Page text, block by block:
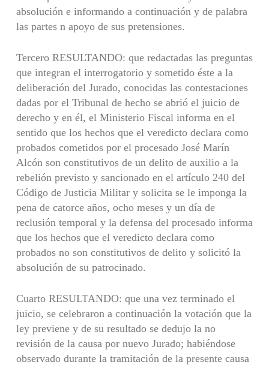
absolución e informando a continuación y de palabra
las partes n apoyo de sus pretensiones.
Tercero RESULTANDO: que redactadas las preguntas
que integran el interrogatorio y sometido éste a la
deliberación del Jurado, conocidas las contestaciones
dadas por el Tribunal de hecho se abrió el juicio de
derecho y en él, el Ministerio Fiscal informa en el
sentido que los hechos que el veredicto declara como
probados cometidos por el procesado José Marín
Alcón son constitutivos de un delito de auxilio a la
rebelión previsto y sancionado en el artículo 240 del
Código de Justicia Militar y solicita se le imponga la
pena de catorce años, ocho meses y un día de
reclusión temporal y la defensa del procesado informa
que los hechos que el veredicto declara como
probados no son constitutivos de delito y solicitó la
absolución de su patrocinado.
Cuarto RESULTANDO: que una vez terminado el
juicio, se celebraron a continuación la votación que la
ley previene y de su resultado se dedujo la no
revisión de la causa por nuevo Jurado; habiéndose
observado durante la tramitación de la presente causa